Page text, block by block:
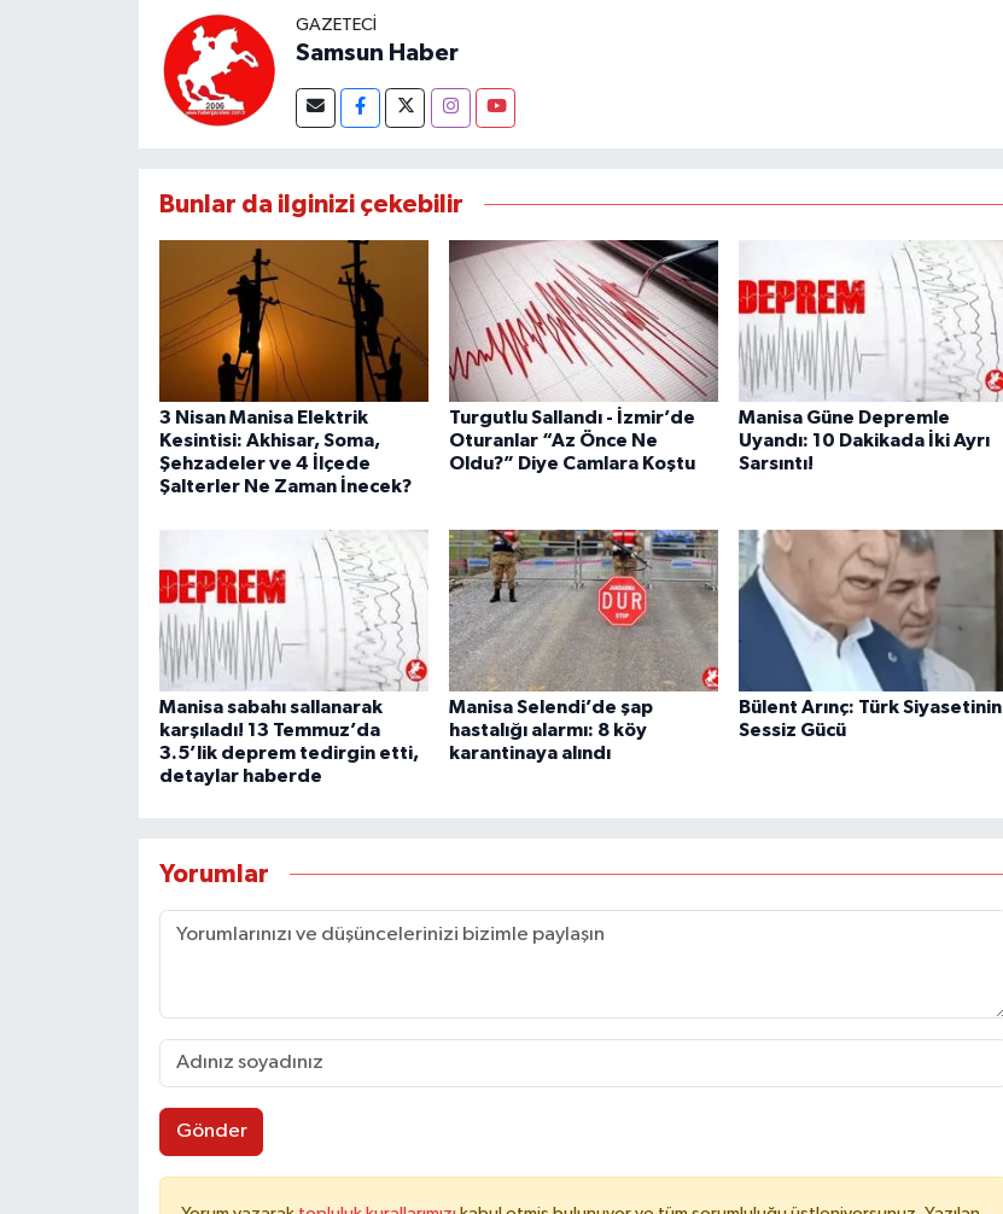
GAZETECI
Samsun Haber
Bunlar da ilginizi çekebilir
3 Nisan Manisa Elektrik
Kesintisi: Akhisar, Soma,
Şehzadeler ve 4 İlçede
Şalterler Ne Zaman İnecek?
Turgutlu Sallandı - İzmir’de
Oturanlar “Az Önce Ne
Oldu?” Diye Camlara Koştu
Manisa Güne Depremle
Uyandı: 10 Dakikada İki Ayrı
Sarsıntı!
Manisa sabahı sallanarak
karşıladı! 13 Temmuz’da
3.5’lik deprem tedirgin etti,
detaylar haberde
Manisa Selendi’de şap
hastalığı alarmı: 8 köy
karantinaya alındı
Bülent Arınç: Türk Siyasetinin
Sessiz Gücü
Yorumlar
Gönder